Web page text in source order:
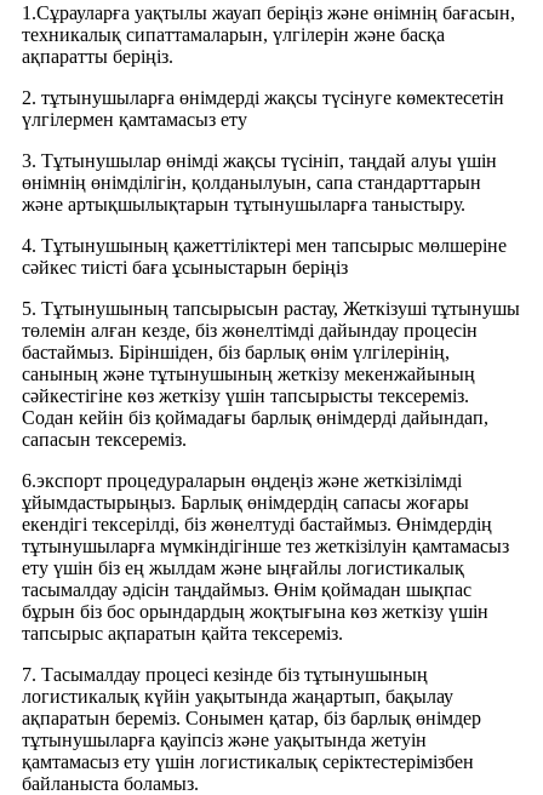
1.Сұрауларға уақтылы жауап беріңіз және өнімнің бағасын,
техникалық сипаттамаларын, үлгілерін және басқа
ақпаратты беріңіз.
2. тұтынушыларға өнімдерді жақсы түсінуге көмектесетін
үлгілермен қамтамасыз ету
3. Тұтынушылар өнімді жақсы түсініп, таңдай алуы үшін
өнімнің өнімділігін, қолданылуын, сапа стандарттарын
және артықшылықтарын тұтынушыларға таныстыру.
4. Тұтынушының қажеттіліктері мен тапсырыс мөлшеріне
сәйкес тиісті баға ұсыныстарын беріңіз
5. Тұтынушының тапсырысын растау, Жеткізуші тұтынушы
төлемін алған кезде, біз жөнелтімді дайындау процесін
бастаймыз. Біріншіден, біз барлық өнім үлгілерінің,
санының және тұтынушының жеткізу мекенжайының
сәйкестігіне көз жеткізу үшін тапсырысты тексереміз.
Содан кейін біз қоймадағы барлық өнімдерді дайындап,
сапасын тексереміз.
6.экспорт процедураларын өңдеңіз және жеткізілімді
ұйымдастырыңыз. Барлық өнімдердің сапасы жоғары
екендігі тексерілді, біз жөнелтуді бастаймыз. Өнімдердің
тұтынушыларға мүмкіндігінше тез жеткізілуін қамтамасыз
ету үшін біз ең жылдам және ыңғайлы логистикалық
тасымалдау әдісін таңдаймыз. Өнім қоймадан шықпас
бұрын біз бос орындардың жоқтығына көз жеткізу үшін
тапсырыс ақпаратын қайта тексереміз.
7. Тасымалдау процесі кезінде біз тұтынушының
логистикалық күйін уақытында жаңартып, бақылау
ақпаратын береміз. Сонымен қатар, біз барлық өнімдер
тұтынушыларға қауіпсіз және уақытында жетуін
қамтамасыз ету үшін логистикалық серіктестерімізбен
байланыста боламыз.